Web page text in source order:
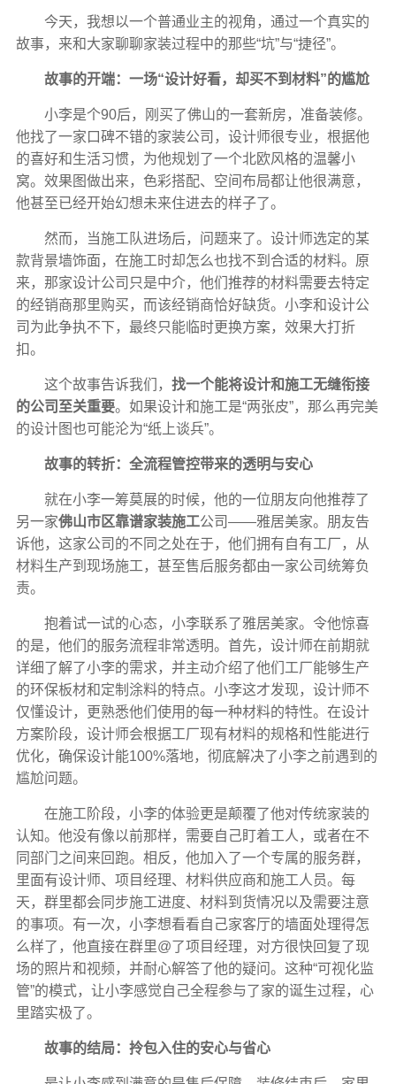
今天，我想以一个普通业主的视角，通过一个真实的
故事，来和大家聊聊家装过程中的那些“坑”与“捷径”。
故事的开端：一场“设计好看，却买不到材料”的尴尬
小李是个90后，刚买了佛山的一套新房，准备装修。
他找了一家口碑不错的家装公司，设计师很专业，根据他
的喜好和生活习惯，为他规划了一个北欧风格的温馨小
窝。效果图做出来，色彩搭配、空间布局都让他很满意，
他甚至已经开始幻想未来住进去的样子了。
然而，当施工队进场后，问题来了。设计师选定的某
款背景墙饰面，在施工时却怎么也找不到合适的材料。原
来，那家设计公司只是中介，他们推荐的材料需要去特定
的经销商那里购买，而该经销商恰好缺货。小李和设计公
司为此争执不下，最终只能临时更换方案，效果大打折
扣。
这个故事告诉我们， 找一个能将设计和施工无缝衔接
的公司至关重要。如果设计和施工是“两张皮”，那么再完美
的设计图也可能沦为“纸上谈兵”。
故事的转折：全流程管控带来的透明与安心
就在小李一筹莫展的时候，他的一位朋友向他推荐了
另一家佛山市区靠谱家装施工公司——雅居美家。朋友告
诉他，这家公司的不同之处在于，他们拥有自有工厂，从
材料生产到现场施工，甚至售后服务都由一家公司统筹负
责。
抱着试一试的心态，小李联系了雅居美家。令他惊喜
的是，他们的服务流程非常透明。首先，设计师在前期就
详细了解了小李的需求，并主动介绍了他们工厂能够生产
的环保板材和定制涂料的特点。小李这才发现，设计师不
仅懂设计，更熟悉他们使用的每一种材料的特性。在设计
方案阶段，设计师会根据工厂现有材料的规格和性能进行
优化，确保设计能100%落地，彻底解决了小李之前遇到的
尴尬问题。
在施工阶段，小李的体验更是颠覆了他对传统家装的
认知。他没有像以前那样，需要自己盯着工人，或者在不
同部门之间来回跑。相反，他加入了一个专属的服务群，
里面有设计师、项目经理、材料供应商和施工人员。每
天，群里都会同步施工进度、材料到货情况以及需要注意
的事项。有一次，小李想看看自己家客厅的墙面处理得怎
么样了，他直接在群里@了项目经理，对方很快回复了现
场的照片和视频，并耐心解答了他的疑问。这种“可视化监
管”的模式，让小李感觉自己全程参与了家的诞生过程，心
里踏实极了。
故事的结局：拎包入住的安心与省心